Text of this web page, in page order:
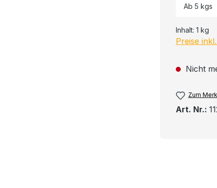
Ab 5 kgs
Inhalt: 1 kg
Preise
Nicht
Zum
Art. Nr.: